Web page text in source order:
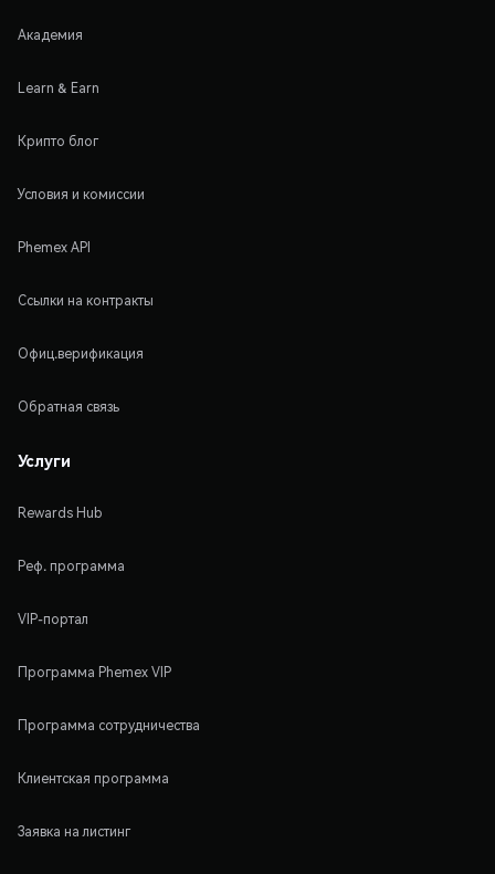
Академия
Learn & Earn
Крипто блог
Условия и комиссии
Phemex API
Ссылки на контракты
Офиц.верификация
Обратная связь
Услуги
Rewards Hub
Реф. программа
VIP-портал
Программа Phemex VIP
Программа сотрудничества
Клиентская программа
Заявка на листинг